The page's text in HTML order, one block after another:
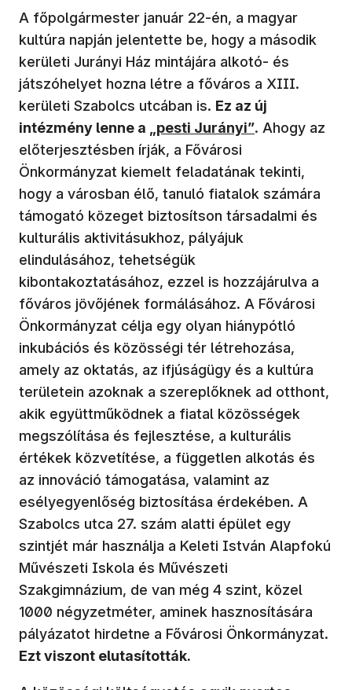
A főpolgármester január 22-én, a magyar
kultúra napján jelentette be, hogy a második
kerületi Jurányi Ház mintájára alkotó- és
játszóhelyet hozna létre a főváros a XIII.
kerületi Szabolcs utcában is. Ez az új
intézmény lenne a
„pesti Jurányi”. Ahogy az
előterjesztésben írják, a Fővárosi
Önkormányzat kiemelt feladatának tekinti,
hogy a városban élő, tanuló fiatalok számára
támogató közeget biztosítson társadalmi és
kulturális aktivitásukhoz, pályájuk
elindulásához, tehetségük
kibontakoztatásához, ezzel is hozzájárulva a
főváros jövőjének formálásához. A Fővárosi
Önkormányzat célja egy olyan hiánypótló
inkubációs és közösségi tér létrehozása,
amely az oktatás, az ifjúságügy és a kultúra
területein azoknak a szereplőknek ad otthont,
akik együttműködnek a fiatal közösségek
megszólítása és fejlesztése, a kulturális
értékek közvetítése, a független alkotás és
az innováció támogatása, valamint az
esélyegyenlőség biztosítása érdekében. A
Szabolcs utca 27. szám alatti épület egy
szintjét már használja a Keleti István Alapfokú
Művészeti Iskola és Művészeti
Szakgimnázium, de van még 4 szint, közel
1000 négyzetméter, aminek hasznosítására
pályázatot hirdetne a Fővárosi Önkormányzat.
Ezt viszont elutasították.